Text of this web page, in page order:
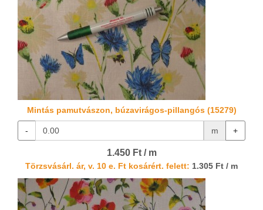
Mintás pamutvászon, búzavirágos-pillangós (15279)
- m +
1.450 Ft / m
Törzsvásárl. ár, v. 10 e. Ft kosárért. felett: 1.305 Ft / m